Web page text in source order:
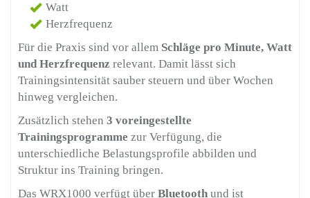
Watt
Herzfrequenz
Für die Praxis sind vor allem Schläge pro Minute, Watt
und Herzfrequenz relevant. Damit lässt sich
Trainingsintensität sauber steuern und über Wochen
hinweg vergleichen.
Zusätzlich stehen 3 voreingestellte
Trainingsprogramme zur Verfügung, die
unterschiedliche Belastungsprofile abbilden und
Struktur ins Training bringen.
Das WRX1000 verfügt über Bluetooth und ist